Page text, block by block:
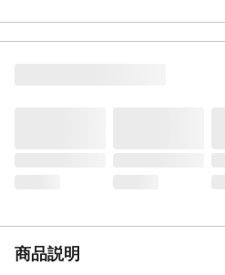
材質1
ステンレス巻
ーツ：ポリプ
商品説明